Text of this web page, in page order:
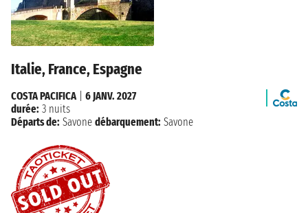
Italie, France, Espagne
COSTA PACIFICA| 6 JANV. 2027
durée: 3 nuits
Départs de: Savone débarquement: Savone